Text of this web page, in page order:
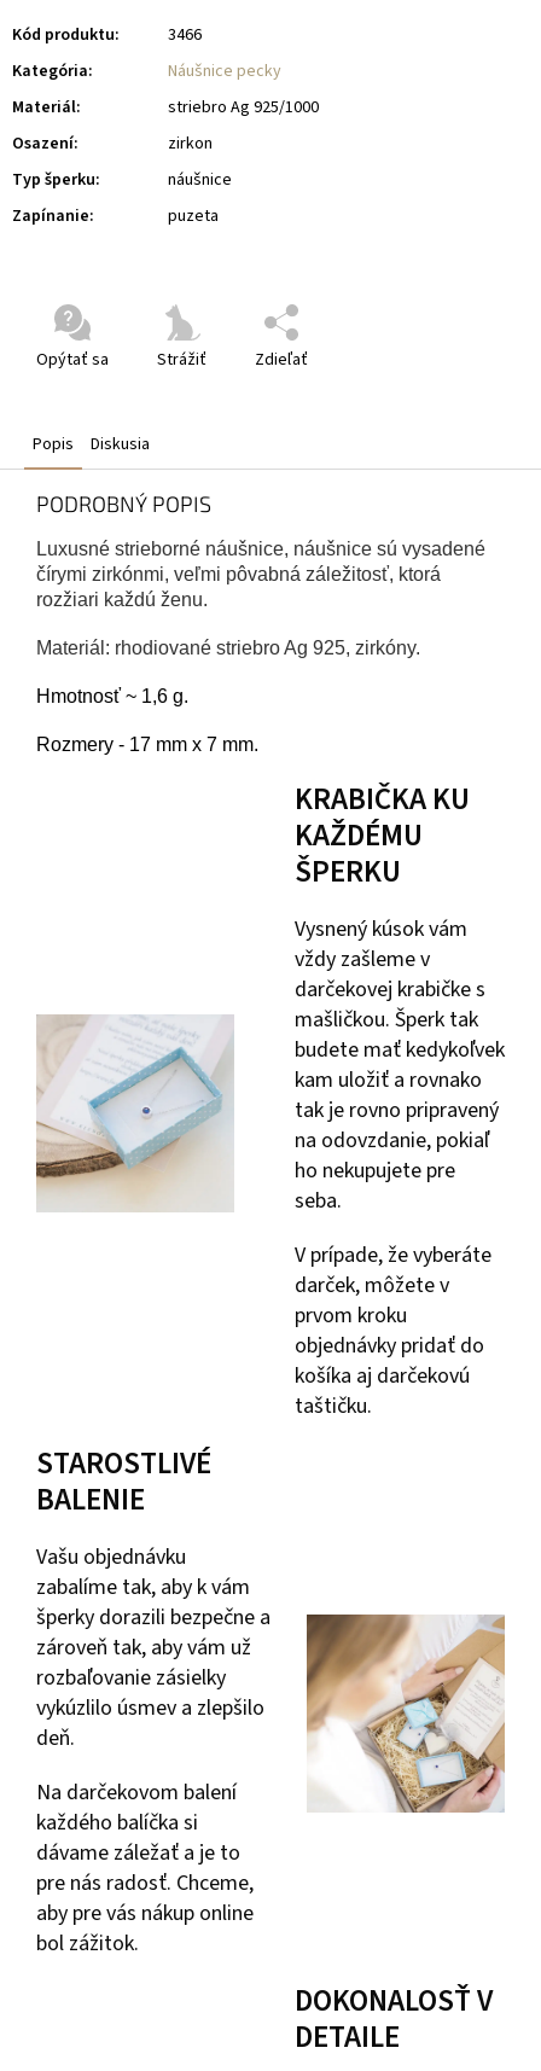
Opýtať sa Strážiť Zdieľať
Kód produktu:
3466
Kategória:
Náušnice pecky
Materiál:
striebro Ag 925/1000
Osazení:
zirkon
Typ šperku:
náušnice
Zapínanie: puzeta
Popis Diskusia
PODROBNÝ POPIS
Luxusné strieborné náušnice, náušnice sú vysadené
čírymi zirkónmi, veľmi pôvabná záležitosť, ktorá
rozžiari každú ženu.
Materiál: rhodiované striebro Ag 925, zirkóny.
Hmotnosť ~ 1,6 g.
Rozmery - 17 mm x 7 mm.
KRABIČKA KU
KAŽDÉMU
ŠPERKU
Vysnený kúsok vám
vždy zašleme v
darčekovej krabičke s
mašličkou. Šperk tak
budete mať kedykoľvek
kam uložiť a rovnako
tak je rovno pripravený
na odovzdanie, pokiaľ
ho nekupujete pre
seba.
V prípade, že vyberáte
darček, môžete v
prvom kroku
objednávky pridať do
košíka aj darčekovú
taštičku.
STAROSTLIVÉ
BALENIE
Vašu objednávku
zabalíme tak, aby k vám
šperky dorazili bezpečne a
zároveň tak, aby vám už
rozbaľovanie zásielky
vykúzlilo úsmev a zlepšilo
deň.
Na darčekovom balení
každého balíčka si
dávame záležať a je to
pre nás radosť. Chceme,
aby pre vás nákup online
bol zážitok.
DOKONALOSŤ V
DETAILE